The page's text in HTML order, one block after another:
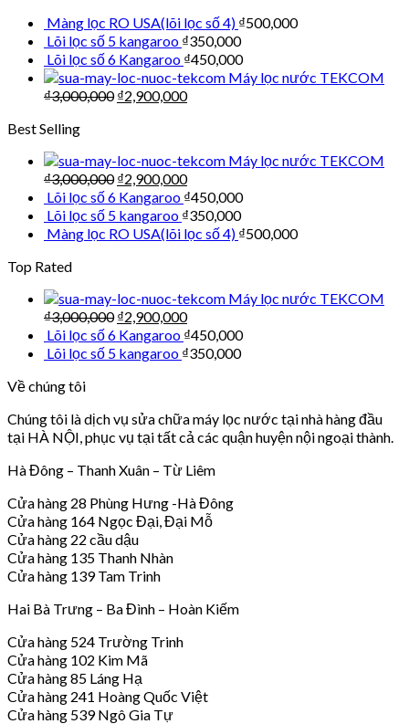
Màng lọc RO USA(lõi lọc số 4) ₫500,000
Lõi lọc số 5 kangaroo ₫350,000
Lõi lọc số 6 Kangaroo ₫450,000
Máy lọc nước TEKCOM
₫3,000,000 ₫2,900,000
Best Selling
Máy lọc nước TEKCOM
₫3,000,000 ₫2,900,000
Lõi lọc số 6 Kangaroo ₫450,000
Lõi lọc số 5 kangaroo ₫350,000
Màng lọc RO USA(lõi lọc số 4) ₫500,000
Top Rated
Máy lọc nước TEKCOM
₫3,000,000 ₫2,900,000
Lõi lọc số 6 Kangaroo ₫450,000
Lõi lọc số 5 kangaroo ₫350,000
Về chúng tôi
Chúng tôi là dịch vụ sửa chữa máy lọc nước tại nhà hàng đầu
tại HÀ NỘI, phục vụ tại tất cả các quận huyện nội ngoại thành.
Hà Đông – Thanh Xuân – Từ Liêm
Cửa hàng 28 Phùng Hưng -Hà Đông
Cửa hàng 164 Ngọc Đại, Đại Mỗ
Cửa hàng 22 cầu dậu
Cửa hàng 135 Thanh Nhàn
Cửa hàng 139 Tam Trinh
Hai Bà Trưng – Ba Đình – Hoàn Kiếm
Cửa hàng 524 Trường Trinh
Cửa hàng 102 Kim Mã
Cửa hàng 85 Láng Hạ
Cửa hàng 241 Hoàng Quốc Việt
Cửa hàng 539 Ngô Gia Tự